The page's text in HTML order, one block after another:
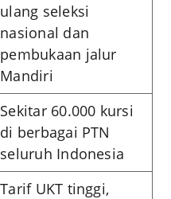
ulang seleksi
nasional dan
pembukaan jalur
Mandiri
Sekitar 60.000 kursi
di berbagai PTN
seluruh Indonesia
Tarif UKT tinggi,